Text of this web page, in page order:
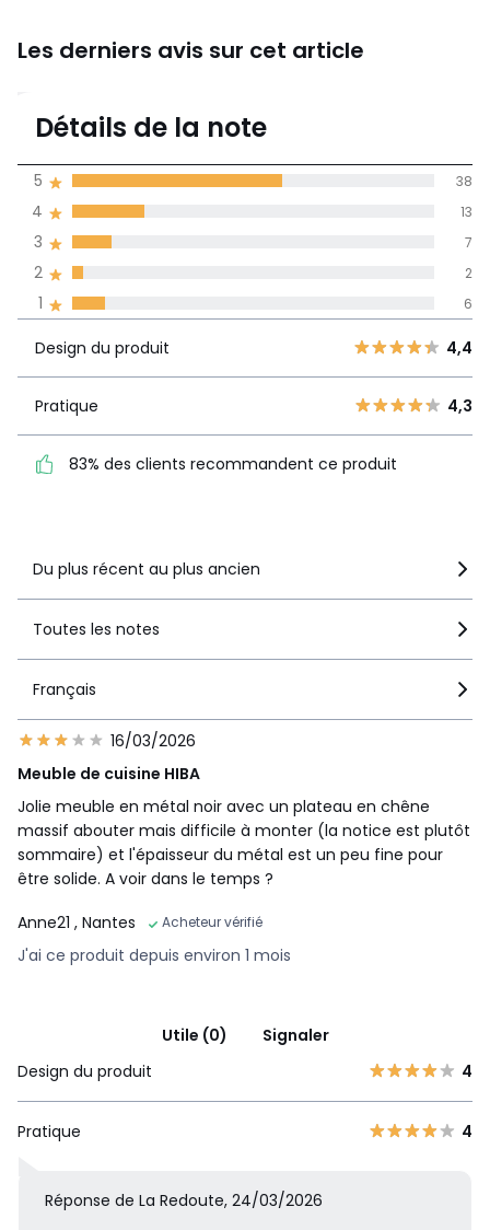
Les derniers avis sur cet article
4,1
moyenne des avis
dans toutes les
1 6
2
3 7
4
5 4,4
recommandent ce produit
Détails de la note
1 6
2 2
3 7
4 13
5 38
Design du produit 4,4
Pratique 4,3
83% des clients recommandent ce produit
Du plus récent au plus ancien
Toutes les notes
Français
16/03/2026
Meuble de cuisine HIBA
Jolie meuble en métal noir avec un plateau en chêne
massif abouter mais difficile à monter (la notice est plutôt
sommaire) et l'épaisseur du métal est un peu fine pour
être solide. A voir dans le temps ?
Anne21 , Nantes Acheteur vérifié
J'ai ce produit depuis environ 1 mois
Utile (0)
Signaler
Design du produit
4
Pratique 4
Réponse de La Redoute, 24/03/2026